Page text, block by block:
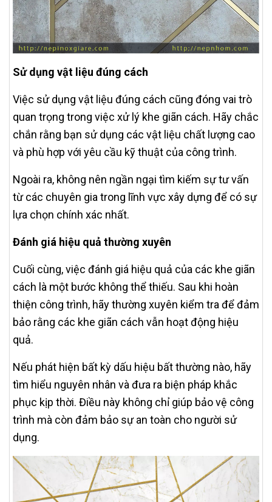
Sử dụng vật liệu đúng cách
Việc sử dụng vật liệu đúng cách cũng đóng vai trò
quan trọng trong việc xử lý khe giãn cách. Hãy chắc
chắn rằng bạn sử dụng các vật liệu chất lượng cao
và phù hợp với yêu cầu kỹ thuật của công trình.
Ngoài ra, không nên ngần ngại tìm kiếm sự tư vấn
từ các chuyên gia trong lĩnh vực xây dựng để có sự
lựa chọn chính xác nhất.
Đánh giá hiệu quả thường xuyên
Cuối cùng, việc đánh giá hiệu quả của các khe giãn
cách là một bước không thể thiếu. Sau khi hoàn
thiện công trình, hãy thường xuyên kiểm tra để đảm
bảo rằng các khe giãn cách vẫn hoạt động hiệu
quả.
Nếu phát hiện bất kỳ dấu hiệu bất thường nào, hãy
tìm hiểu nguyên nhân và đưa ra biện pháp khắc
phục kịp thời. Điều này không chỉ giúp bảo vệ công
trình mà còn đảm bảo sự an toàn cho người sử
dụng.